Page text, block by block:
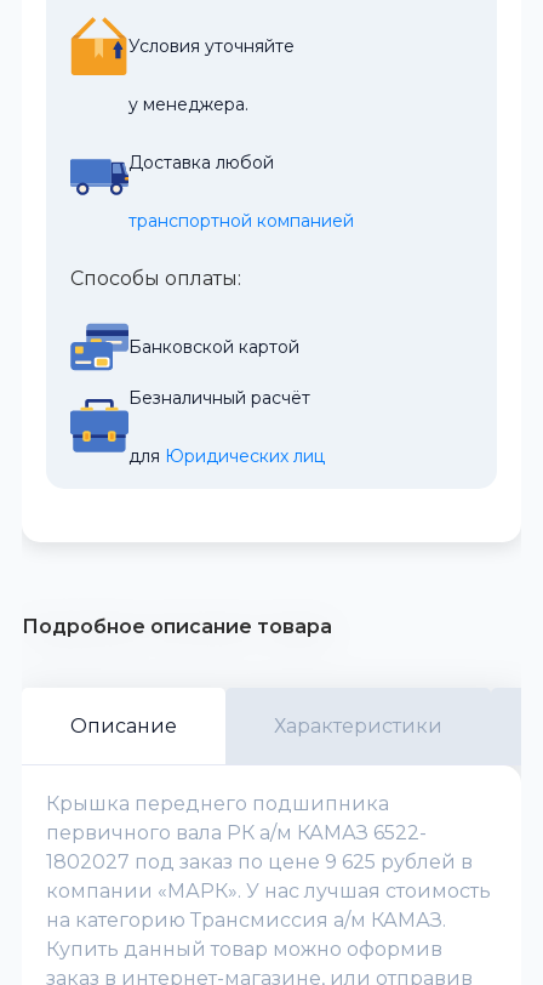
Условия уточняйте
у менеджера.
Доставка любой
транспортной компанией
Способы оплаты:
Банковской картой
Безналичный расчёт
для Юридических лиц
Подробное описание товара
Описание Характеристики
Крышка переднего подшипника
первичного вала РК а/м КАМАЗ 6522-
1802027 под заказ по цене 9 625 рублей в
компании «МАРК». У нас лучшая стоимость
на категорию Трансмиссия а/м КАМАЗ.
Купить данный товар можно оформив
заказ в интернет-магазине, или отправив